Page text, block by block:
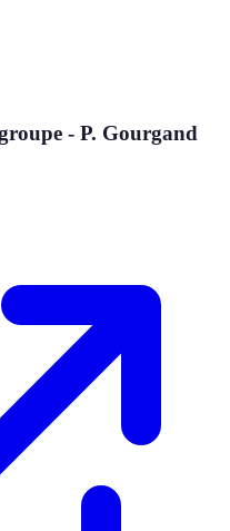
- P. Gourgand